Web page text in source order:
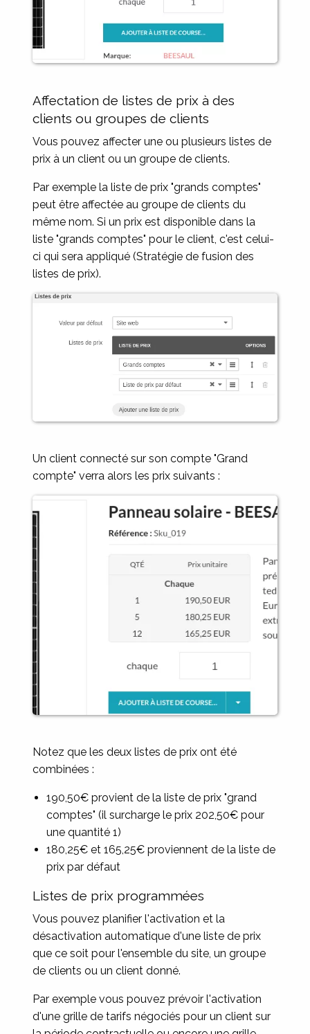
Affectation de listes de prix à des
clients ou groupes de clients
Vous pouvez affecter une ou plusieurs listes de
prix à un client ou un groupe de clients.
Par exemple la liste de prix "grands comptes"
peut être affectée au groupe de clients du
même nom. Si un prix est disponible dans la
liste "grands comptes" pour le client, c'est celui-
ci qui sera appliqué (Stratégie de fusion des
listes de prix).
Image
Un client connecté sur son compte "Grand
compte" verra alors les prix suivants :
Notez que les deux listes de prix ont été
combinées :
190,50€ provient de la liste de prix "grand
comptes" (il surcharge le prix 202,50€ pour
une quantité 1)
180,25€ et 165,25€ proviennent de la liste de
prix par défaut
Listes de prix programmées
Vous pouvez planifier l'activation et la
désactivation automatique d'une liste de prix
que ce soit pour l'ensemble du site, un groupe
de clients ou un client donné.
Par exemple vous pouvez prévoir l'activation
d'une grille de tarifs négociés pour un client sur